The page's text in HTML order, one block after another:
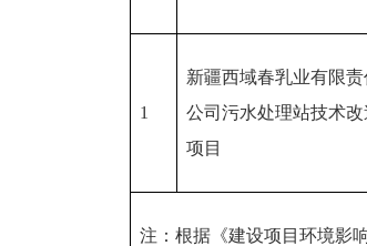
1
新疆西域春乳业有限责
公司污水处理站技术改
项目
注：根据《建设项目环境影